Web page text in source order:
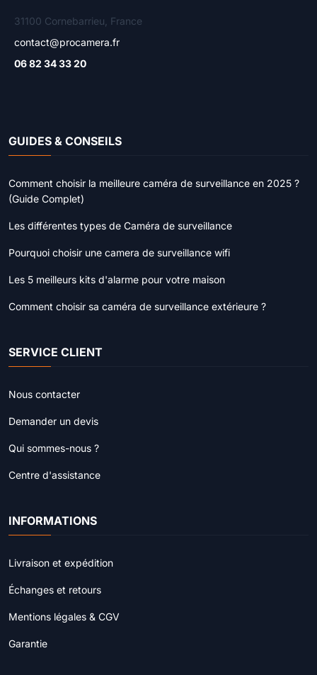
31100 Cornebarrieu, France
contact@procamera.fr
06 82 34 33 20
GUIDES & CONSEILS
Comment choisir la meilleure caméra de surveillance en 2025 ?
(Guide Complet)
Les différentes types de Caméra de surveillance
Pourquoi choisir une camera de surveillance wifi
Les 5 meilleurs kits d'alarme pour votre maison
Comment choisir sa caméra de surveillance extérieure ?
SERVICE CLIENT
Nous contacter
Demander un devis
Qui sommes-nous ?
Centre d'assistance
INFORMATIONS
Livraison et expédition
Échanges et retours
Mentions légales & CGV
Garantie